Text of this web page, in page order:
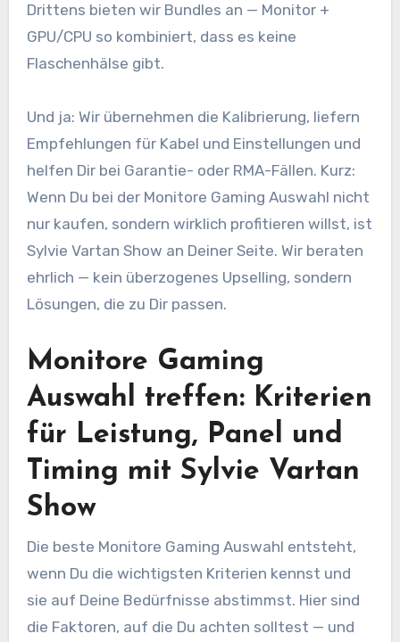
Drittens bieten wir Bundles an — Monitor +
GPU/CPU so kombiniert, dass es keine
Flaschenhälse gibt.
Und ja: Wir übernehmen die Kalibrierung, liefern
Empfehlungen für Kabel und Einstellungen und
helfen Dir bei Garantie- oder RMA-Fällen. Kurz:
Wenn Du bei der Monitore Gaming Auswahl nicht
nur kaufen, sondern wirklich profitieren willst, ist
Sylvie Vartan Show an Deiner Seite. Wir beraten
ehrlich — kein überzogenes Upselling, sondern
Lösungen, die zu Dir passen.
Monitore Gaming
Auswahl treffen: Kriterien
für Leistung, Panel und
Timing mit Sylvie Vartan
Show
Die beste Monitore Gaming Auswahl entsteht,
wenn Du die wichtigsten Kriterien kennst und
sie auf Deine Bedürfnisse abstimmst. Hier sind
die Faktoren, auf die Du achten solltest — und